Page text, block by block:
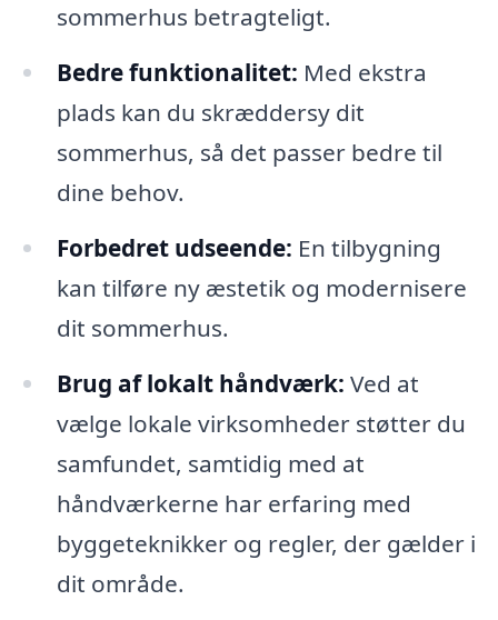
sommerhus betragteligt.
Bedre funktionalitet: Med ekstra
plads kan du skræddersy dit
sommerhus, så det passer bedre til
dine behov.
Forbedret udseende: En tilbygning
kan tilføre ny æstetik og modernisere
dit sommerhus.
Brug af lokalt håndværk: Ved at
vælge lokale virksomheder støtter du
samfundet, samtidig med at
håndværkerne har erfaring med
byggeteknikker og regler, der gælder i
dit område.